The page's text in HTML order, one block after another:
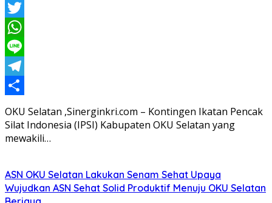
Facebook
Twitter
WhatsApp
Line
Telegram
Share
OKU Selatan ,Sinerginkri.com – Kontingen Ikatan Pencak
Silat Indonesia (IPSI) Kabupaten OKU Selatan yang
mewakili…
ASN OKU Selatan Lakukan Senam Sehat Upaya
Wujudkan ASN Sehat Solid Produktif Menuju OKU Selatan